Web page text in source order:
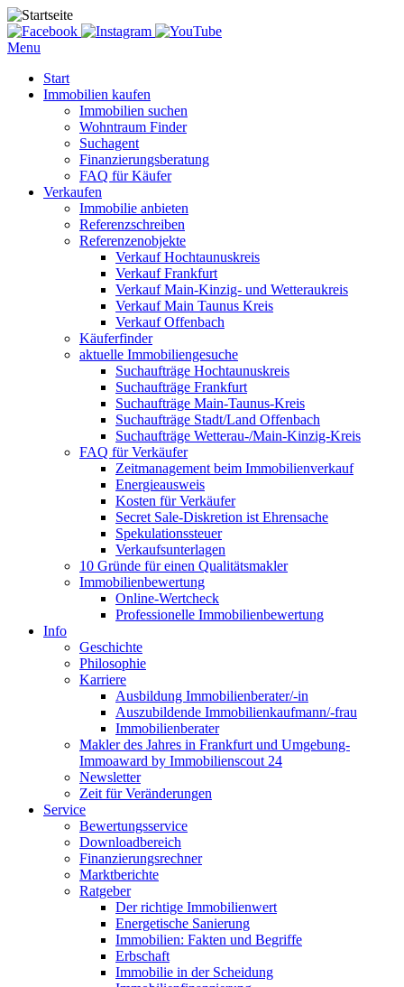
Menu
Start
Immobilien kaufen
Immobilien suchen
Wohntraum Finder
Suchagent
Finanzierungsberatung
FAQ für Käufer
Verkaufen
Immobilie anbieten
Referenzschreiben
Referenzenobjekte
Verkauf Hochtaunuskreis
Verkauf Frankfurt
Verkauf Main-Kinzig- und Wetteraukreis
Verkauf Main Taunus Kreis
Verkauf Offenbach
Käuferfinder
aktuelle Immobiliengesuche
Suchaufträge Hochtaunuskreis
Suchaufträge Frankfurt
Suchaufträge Main-Taunus-Kreis
Suchaufträge Stadt/Land Offenbach
Suchaufträge Wetterau-/Main-Kinzig-Kreis
FAQ für Verkäufer
Zeitmanagement beim Immobilienverkauf
Energieausweis
Kosten für Verkäufer
Secret Sale-Diskretion ist Ehrensache
Spekulationssteuer
Verkaufsunterlagen
10 Gründe für einen Qualitätsmakler
Immobilienbewertung
Online-Wertcheck
Professionelle Immobilienbewertung
Info
Geschichte
Philosophie
Karriere
Ausbildung Immobilienberater/-in
Auszubildende Immobilienkaufmann/-frau
Immobilienberater
Makler des Jahres in Frankfurt und Umgebung-
Immoaward by Immobilienscout 24
Newsletter
Zeit für Veränderungen
Service
Bewertungsservice
Downloadbereich
Finanzierungsrechner
Marktberichte
Ratgeber
Der richtige Immobilienwert
Energetische Sanierung
Immobilien: Fakten und Begriffe
Erbschaft
Immobilie in der Scheidung